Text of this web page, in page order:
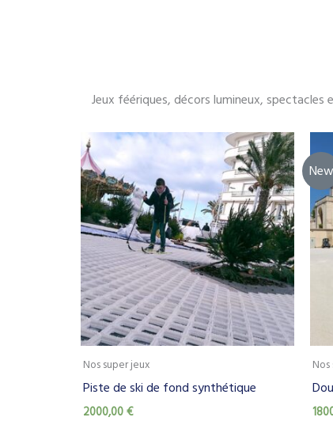
Jeux féériques, décors lumineux,
Nos super jeux
Piste de ski de fond synthétique
2000,00€
New